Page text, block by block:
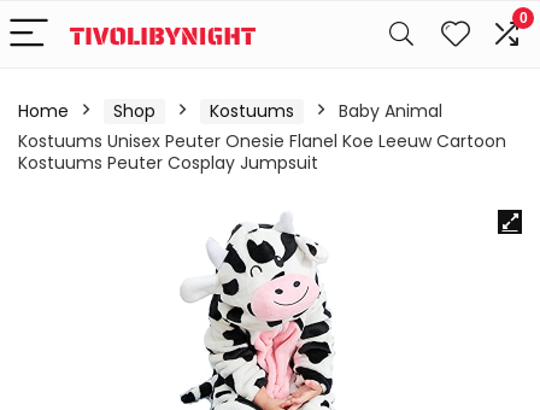
0
Home Shop Kostuums
Baby Animal
Kostuums Unisex Peuter Onesie Flanel Koe Leeuw Cartoon
Kostuums Peuter Cosplay Jumpsuit